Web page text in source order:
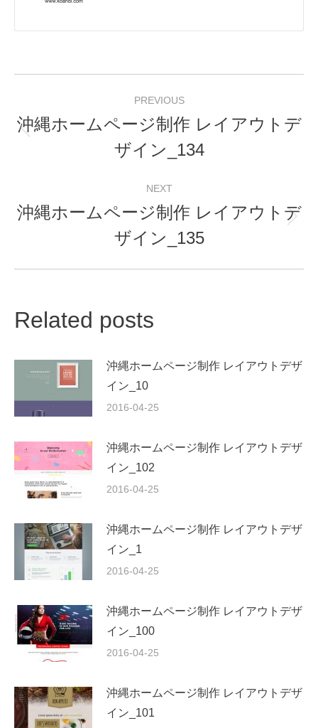
navigation
PREVIOUS
Previous
post:
沖縄ホームページ制作 レイアウトデ
ザイン_134
NEXT
Next
post:
沖縄ホームページ制作 レイアウトデ
ザイン_135
Related posts
沖縄ホームページ制作 レイアウトデザ
イン_10
2016-04-25
沖縄ホームページ制作 レイアウトデザ
イン_102
2016-04-25
沖縄ホームページ制作 レイアウトデザ
イン_1
2016-04-25
沖縄ホームページ制作 レイアウトデザ
イン_100
2016-04-25
沖縄ホームページ制作 レイアウトデザ
イン_101